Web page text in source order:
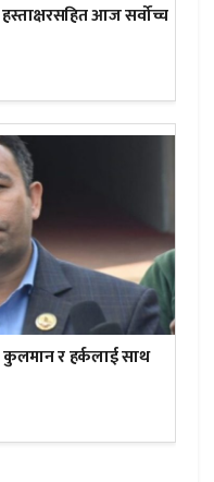
आज सर्वोच्च
र हर्कलाई साथ